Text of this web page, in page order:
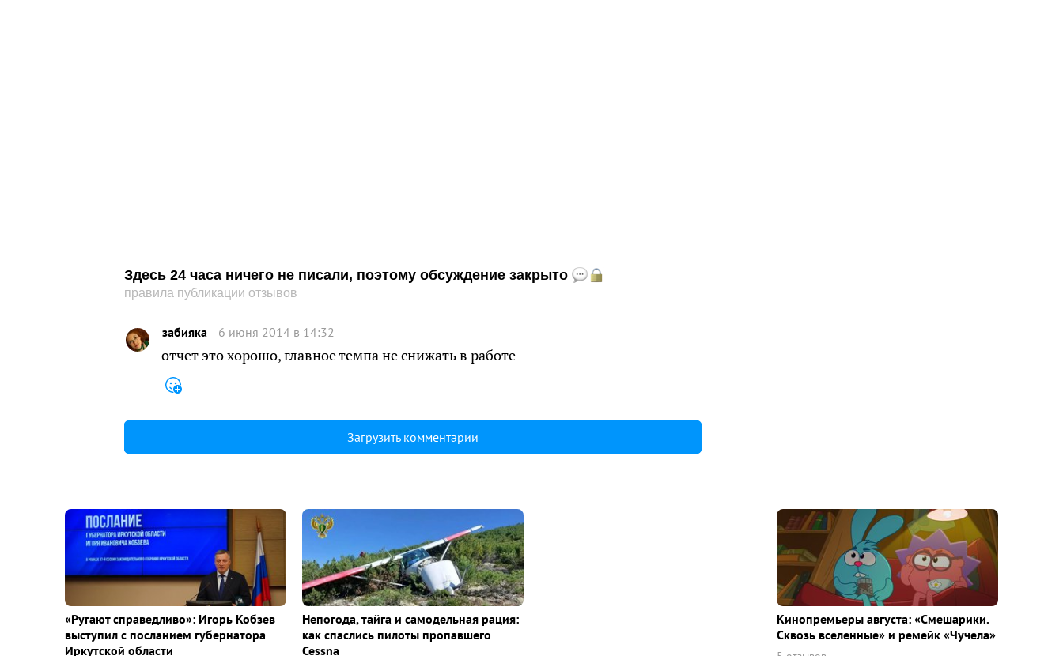
Здесь 24 часа ничего не писали, поэтому обсуждение закрыто
правила публикации отзывов
забияка 6 июня 2014 в 14:32
отчет это хорошо, главное темпа не снижать в работе
Загрузить комментарии
«Ругают справедливо»: Игорь Кобзев
выступил с посланием губернатора
Иркутской области
Непогода, тайга и самодельная рация:
как спаслись пилоты пропавшего
Cessna
Кинопремьеры августа: «Смешарики.
Сквозь вселенные» и ремейк «Чучела»